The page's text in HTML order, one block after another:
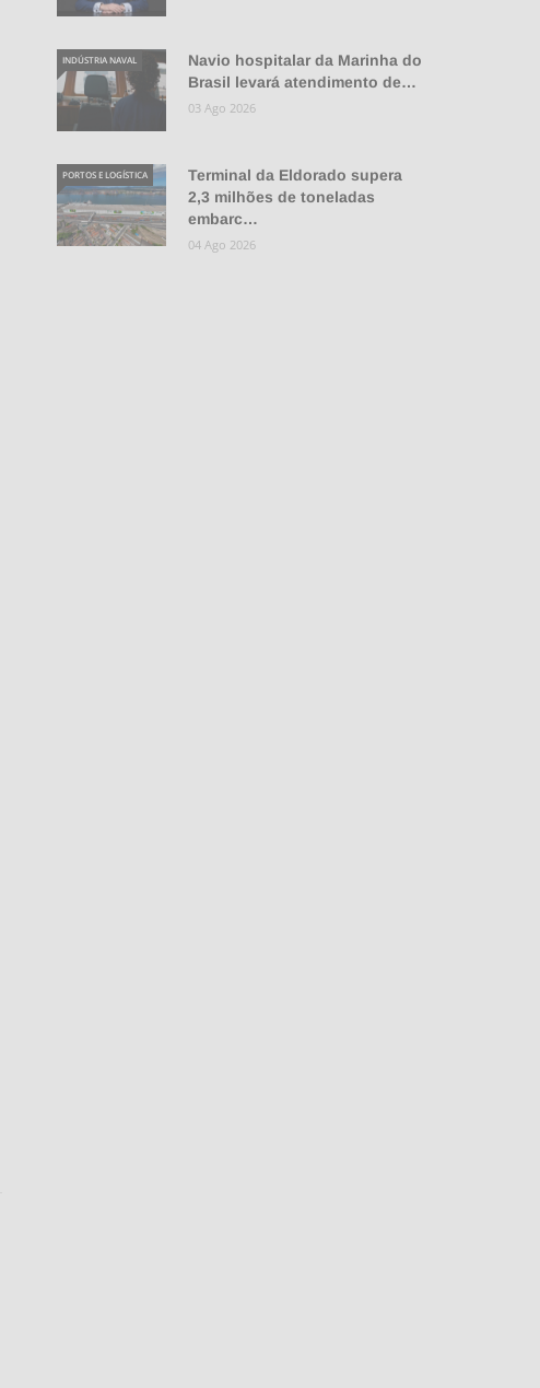
Navio hospitalar da Marinha do
Brasil levará atendimento de…
INDÚSTRIA NAVAL
03 Ago 2026
Terminal da Eldorado supera
2,3 milhões de toneladas
embarc…
PORTOS E LOGÍSTICA
04 Ago 2026